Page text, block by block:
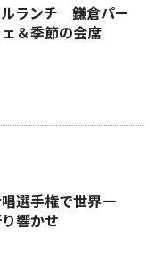
ルランチ 鎌倉パー
＆季節の会席
選手権で世界一
響かせ